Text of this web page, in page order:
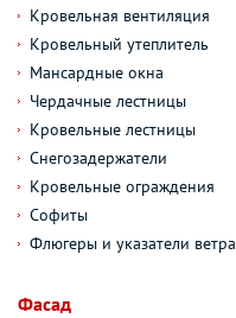
Кровельная вентиляция
Кровельный утеплитель
Мансардные окна
Чердачные лестницы
Кровельные лестницы
Снегозадержатели
Кровельные ограждения
Софиты
Флюгеры и указатели ветра
Фасад